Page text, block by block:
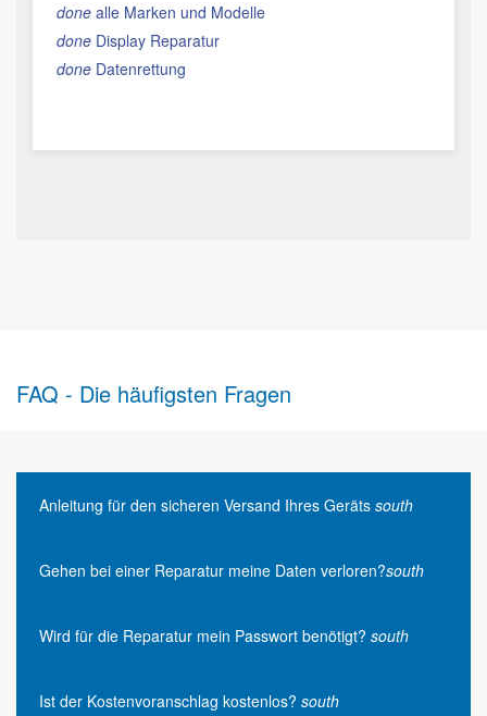
done alle Marken und Modelle
done Display Reparatur
done Datenrettung
FAQ - Die häufigsten Fragen
Anleitung für den sicheren Versand Ihres Geräts south
Gehen bei einer Reparatur meine Daten verloren?south
Wird für die Reparatur mein Passwort benötigt? south
Ist der Kostenvoranschlag kostenlos? south